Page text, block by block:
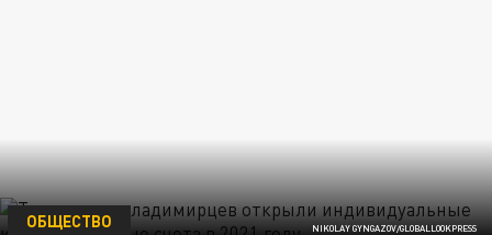
NIKOLAY GYNGAZOV/GLOBALLOOKPRESS
ОБЩЕСТВО